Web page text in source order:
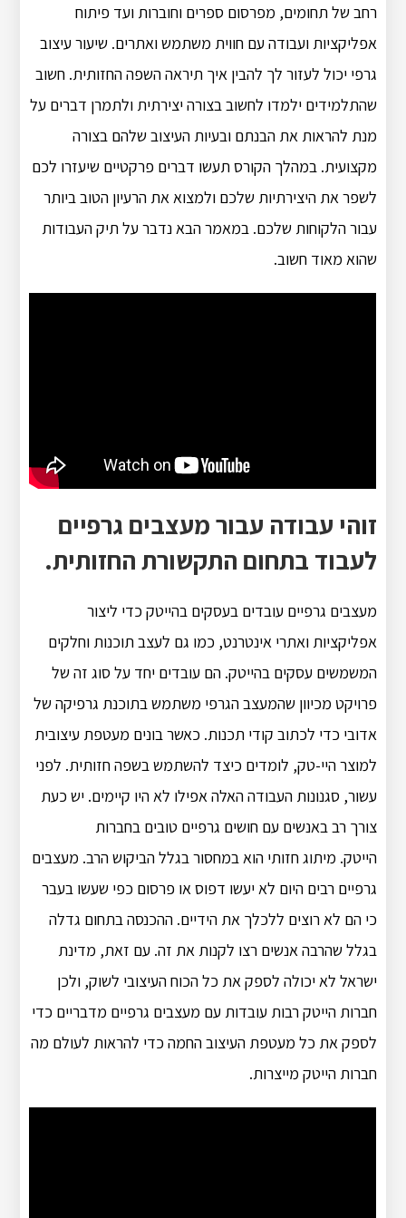
רחב של תחומים, מפרסום ספרים וחוברות ועד פיתוח
אפליקציות ועבודה עם חווית משתמש ואתרים. שיעור עיצוב
גרפי יכול לעזור לך להבין איך תיראה השפה החזותית. חשוב
שהתלמידים ילמדו לחשוב בצורה יצירתית ולתמרן דברים על
מנת להראות את הבנתם ובעיות העיצוב שלהם בצורה
מקצועית. במהלך הקורס תעשו דברים פרקטיים שיעזרו לכם
לשפר את היצירתיות שלכם ולמצוא את הרעיון הטוב ביותר
עבור הלקוחות שלכם. במאמר הבא נדבר על תיק העבודות
שהוא מאוד חשוב.
זוהי עבודה עבור מעצבים גרפיים
לעבוד בתחום התקשורת החזותית.
מעצבים גרפיים עובדים בעסקים בהייטק כדי ליצור
אפליקציות ואתרי אינטרנט, כמו גם לעצב תוכנות וחלקים
המשמשים עסקים בהייטק. הם עובדים יחד על סוג זה של
פרויקט מכיוון שהמעצב הגרפי משתמש בתוכנת גרפיקה של
אדובי כדי לכתוב קודי תכנות. כאשר בונים מעטפת עיצובית
למוצר היי-טק, לומדים כיצד להשתמש בשפה חזותית. לפני
עשור, סגנונות העבודה האלה אפילו לא היו קיימים. יש כעת
צורך רב באנשים עם חושים גרפיים טובים בחברות
הייטק. מיתוג חזותי הוא במחסור בגלל הביקוש הרב. מעצבים
גרפיים רבים היום לא יעשו דפוס או פרסום כפי שעשו בעבר
כי הם לא רוצים ללכלך את הידיים. ההכנסה בתחום גדלה
בגלל שהרבה אנשים רצו לקנות את זה. עם זאת, מדינת
ישראל לא יכולה לספק את כל הכוח העיצובי לשוק, ולכן
חברות הייטק רבות עובדות עם מעצבים גרפיים מדבריים כדי
לספק את כל מעטפת העיצוב החמה כדי להראות לעולם מה
חברות הייטק מייצרות.